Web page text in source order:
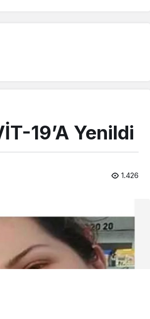
19’A Yenildi
1.426